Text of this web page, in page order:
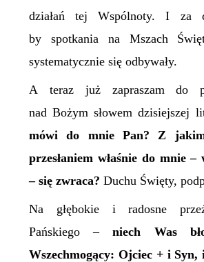
działań tej Wspólnoty. I za
by spotkania na Mszach
systematycznie się odbywały.
A teraz już zapraszam do
nad Bożym słowem dzisiejszej
mówi do mnie Pan? Z
przesłaniem właśnie do mnie –
– się zwraca? Duchu Święty,
Na głębokie i radosne
Pańskiego –niech Was
Wszechmogący: Ojciec + i Syn,